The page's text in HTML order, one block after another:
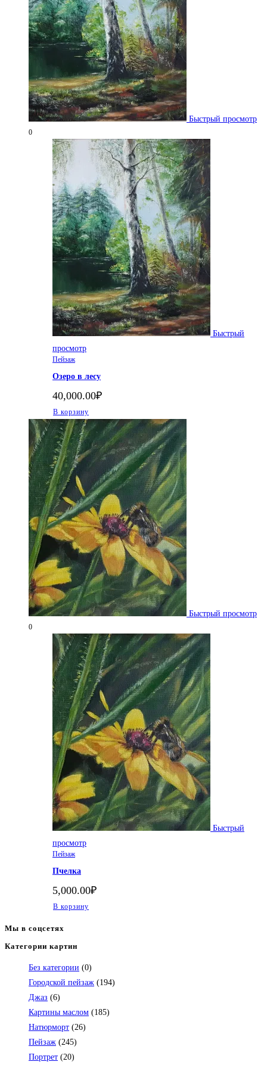
Быстрый просмотр
0
Быстрый
просмотр
Пейзаж
Озеро в лесу
40,000.00₽
В корзину
Быстрый просмотр
0
Быстрый
просмотр
Пейзаж
Пчелка
5,000.00₽
В корзину
Мы в соцсетях
Откроется
в
вашем
приложении
Категории картин
Без категории (0)
Городской пейзаж (194)
Джаз (6)
Картины маслом (185)
Натюрморт (26)
Пейзаж (245)
Портрет (20)